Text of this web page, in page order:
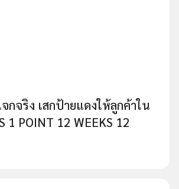
กจริง เสกป้ายแดงให้ลูกค้าใน
1 POINT 12 WEEKS 12